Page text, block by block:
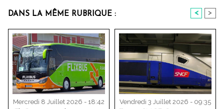
DANS LA MÊME RUBRIQUE : < >
Mercredi 8 Juillet 2026 - 18:42
Vendredi 3 Juillet 2026 - 09:35